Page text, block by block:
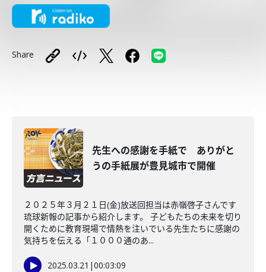
Share
先生への感謝を手紙で ありがと
うの手紙展が豊見城市で開催
２０２５年３月２１日(金)放送回担当は赤嶺啓子さんです
琉球新報の記事から紹介します。 子どもたちの未来を切り
開くために教育現場で情熱を注いでいる先生たちに感謝の
気持ちを伝える「１０００通のあ...
2025.03.21 |00:03:09